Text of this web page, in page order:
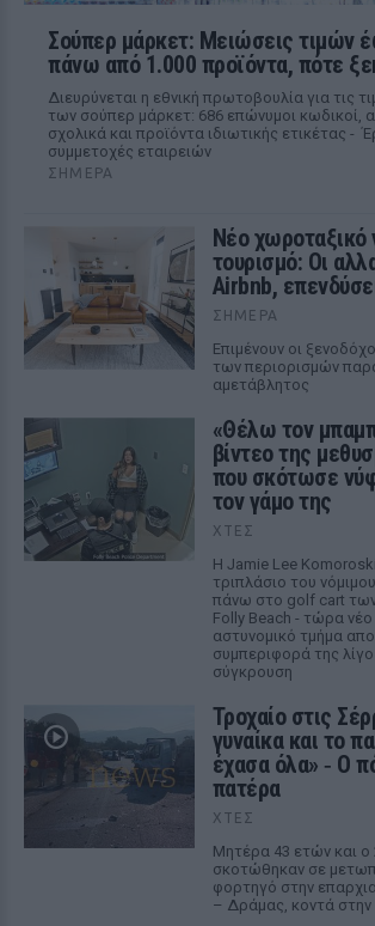
Σούπερ μάρκετ: Μειώσεις τιμών
πάνω από 1.000 προϊόντα, πότε
Διευρύνεται η εθνική πρωτοβουλία για τις
των σούπερ μάρκετ: 686 επώνυμοι κωδικοί,
σχολικά και προϊόντα ιδιωτικής ετικέτας -
συμμετοχές εταιρειών
ΣΉΜΕΡΑ
Νέο χωροταξικό
τουρισμό: Οι
Airbnb,
ΣΉΜΕΡΑ
Επιμένουν οι
των περιορισμών
αμετάβλητος
«Θέλω τον
βίντεο της
που σκότωσε
τον γάμο της
ΧΤΕΣ
Η Jamie Lee
τριπλάσιο του
πάνω στο golf cart
Folly Beach - τώρα
αστυνομικό τμήμα
συμπεριφορά της
σύγκρουση
Τροχαίο στις
γυναίκα και το
έχασα όλα» ‑ Ο
πατέρα
ΧΤΕΣ
Μητέρα 43 ετών και ο
σκοτώθηκαν σε
φορτηγό στην
– Δράμας, κοντά